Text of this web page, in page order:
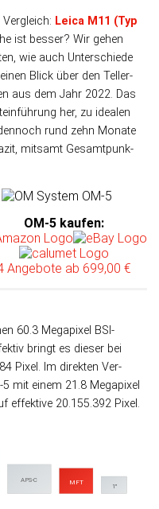
Leica M11 (Typ
ist bes­ser? Wir ge­hen
wie auch Unter­schiede
Blick über den Teller­
aus dem Jahr 2022. Das
her, zu ide­a­len
rund zehn Monate
mit­samt Gesamt­punk­
OM-5 kaufen:
Angebote ab 699,00 €
60.3 Mega­pixel BSI-
bringt es die­ser bei
Pixel. Im direk­ten Ver­
mit einem 21.8 Mega­pixel
effek­tive 20.155.392 Pixel.
APS-C MFT
1"